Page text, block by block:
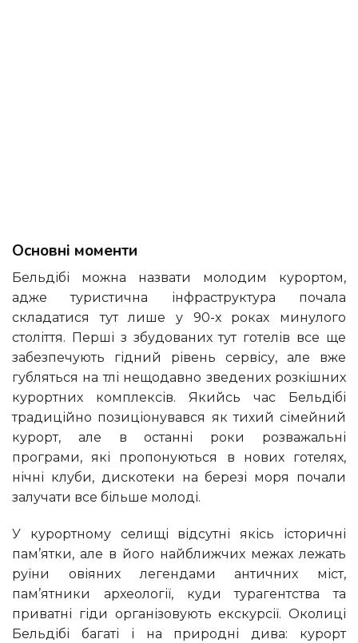
Основні моменти
Бельдібі можна назвати молодим курортом,
адже туристична інфраструктура почала
складатися тут лише у 90-х роках минулого
століття. Перші з збудованих тут готелів все ще
забезпечують гідний рівень сервісу, але вже
губляться на тлі нещодавно зведених розкішних
курортних комплексів. Якийсь час Бельдібі
традиційно позиціонувався як тихий сімейний
курорт, але в останні роки розважальні
програми, які пропонуються в нових готелях,
нічні клуби, дискотеки на березі моря почали
залучати все більше молоді.
У курортному селищі відсутні якісь історичні
пам’ятки, але в його найближчих межах лежать
руїни овіяних легендами античних міст,
пам’ятники археології, куди турагентства та
приватні гіди організовують екскурсії. Околиці
Бельдібі багаті і на природні дива: курорт